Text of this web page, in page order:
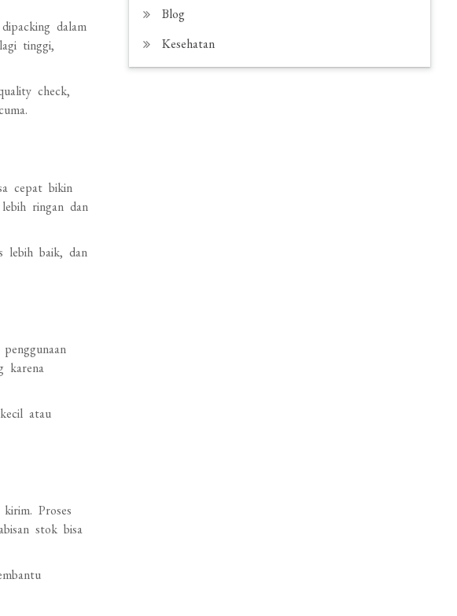
dalam
tinggi,
check,
cepat bikin
ringan dan
lebih baik, dan
karena
atau
Proses
stok bisa
Blog
Kesehatan